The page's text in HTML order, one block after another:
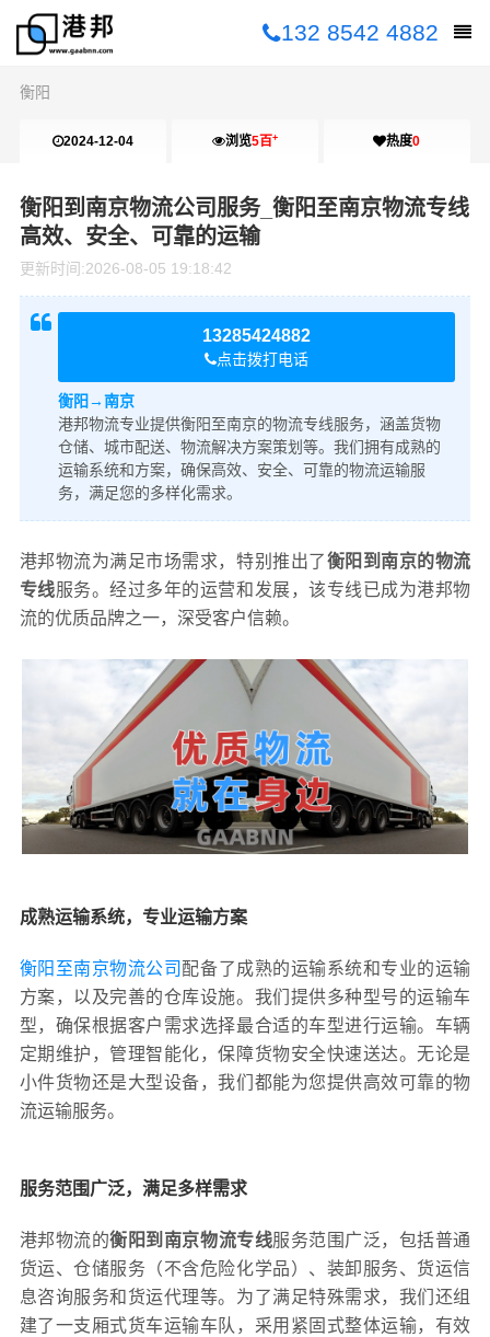
132 8542 4882
衡阳
2024-12-04 浏览5百+ 热度0
衡阳到南京物流公司服务_衡阳至南京物流专线
高效、安全、可靠的运输
更新时间:2026-08-05 19:18:42
13285424882
点击拨打电话
衡阳→南京
港邦物流专业提供衡阳至南京的物流专线服务，涵盖货物
仓储、城市配送、物流解决方案策划等。我们拥有成熟的
运输系统和方案，确保高效、安全、可靠的物流运输服
务，满足您的多样化需求。
港邦物流为满足市场需求，特别推出了衡阳到南京的物流
专线服务。经过多年的运营和发展，该专线已成为港邦物
流的优质品牌之一，深受客户信赖。
成熟运输系统，专业运输方案
衡阳至南京物流公司 配备了成熟的运输系统和专业的运输
方案，以及完善的仓库设施。我们提供多种型号的运输车
型，确保根据客户需求选择最合适的车型进行运输。车辆
定期维护，管理智能化，保障货物安全快速送达。无论是
小件货物还是大型设备，我们都能为您提供高效可靠的物
流运输服务。
服务范围广泛，满足多样需求
港邦物流的衡阳到南京物流专线服务范围广泛，包括普通
货运、仓储服务（不含危险化学品）、装卸服务、货运信
息咨询服务和货运代理等。为了满足特殊需求，我们还组
建了一支厢式货车运输车队，采用紧固式整体运输，有效